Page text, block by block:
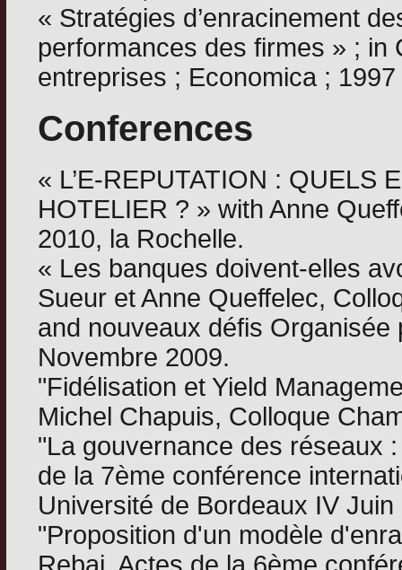
« Stratégies d’enracinement
performances des firmes » ;
entreprises ; Economica ; 1997
Conferences
« L’E-REPUTATION : QUELS
HOTELIER ? » with Anne
2010, la Rochelle.
« Les banques doivent-elles
Sueur et Anne Queffelec,
and nouveaux défis
Novembre 2009.
"Fidélisation et Yield
Michel Chapuis, Colloque
"La gouvernance des réseaux
de la 7ème conférence
Université de Bordeaux IV Juin
"Proposition d'un modèle